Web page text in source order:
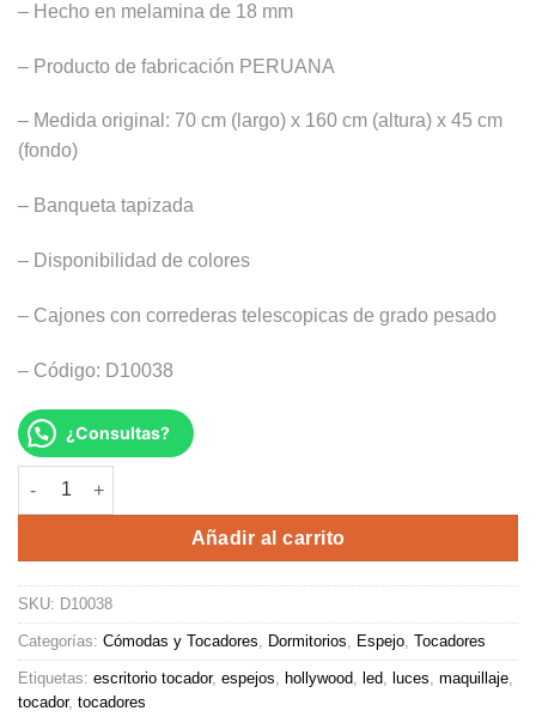
S/770.00.S/549.00.
– Hecho en melamina de 18 mm
– Producto de fabricación PERUANA
– Medida original: 70 cm (largo) x 160 cm (altura) x 45 cm
(fondo)
– Banqueta tapizada
– Disponibilidad de colores
– Cajones con correderas telescopicas de grado pesado
– Código: D10038
¿Consultas?
TOCADOR CROSTEAD cantidad
Añadir al carrito
SKU: D10038
Categorías: Cómodas y Tocadores, Dormitorios, Espejo, Tocadores
Etiquetas: escritorio tocador, espejos, hollywood, led, luces, maquillaje,
tocador, tocadores